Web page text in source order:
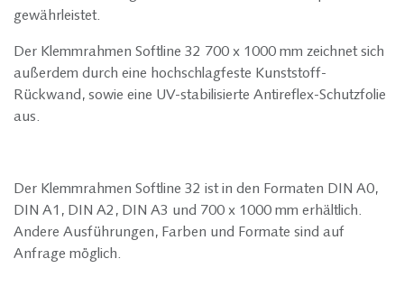
gewährleistet.
Der Klemmrahmen Softline 32 700 x 1000 mm zeichnet sich
außerdem durch eine hochschlagfeste Kunststoff-
Rückwand, sowie eine UV-stabilisierte Antireflex-Schutzfolie
aus.
Der Klemmrahmen Softline 32 ist in den Formaten DIN A0,
DIN A1, DIN A2, DIN A3 und 700 x 1000 mm erhältlich.
Andere Ausführungen, Farben und Formate sind auf
Anfrage möglich.